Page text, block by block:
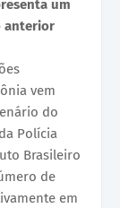
um
anterior
vem
do
Polícia
Brasileiro
de
em